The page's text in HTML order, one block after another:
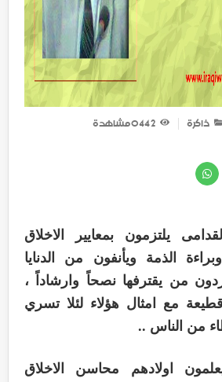
ذاكرة 2 044
مشاهدة
يلتزمون بمعايير الاخلاق
الذمة ويأنفون من الدنايا
من يقترفها نصحاً وارشاداً ،
مع امثال هؤلاء لئلا تسري
من الناس ..
اولادهم محاسن الاخلاق